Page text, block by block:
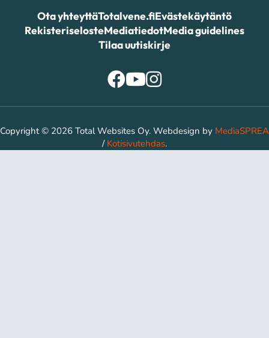
Ota yhteyttäTotalvene.fiEvästekäytäntö
RekisteriselosteMediatiedotMedia guidelines
Tilaa uutiskirje
Copyright © 2026 Total Websites Oy. Webdesign by MediaSPREA
/ Kotisivutehdas.